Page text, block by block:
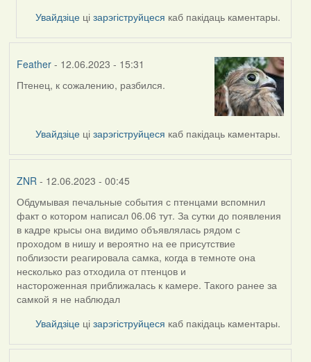
Увайдзіце цізарэгіструйцеся каб пакідаць каментары.
Feather- 12.06.2023 - 15:31
Птенец, к сожалению, разбился.
Увайдзіце цізарэгіструйцеся каб пакідаць каментары.
ZNR - 12.06.2023 - 00:45
Обдумывая печальные события с птенцами вспомнил
факт о котором написал 06.06 тут. За сутки до появления
в кадре крысы она видимо объявлялась рядом с
проходом в нишу и вероятно на ее присутствие
поблизости реагировала самка, когда в темноте она
несколько раз отходила от птенцов и
настороженная приближалась к камере. Такого ранее за
самкой я не наблюдал
Увайдзіце цізарэгіструйцеся каб пакідаць каментары.